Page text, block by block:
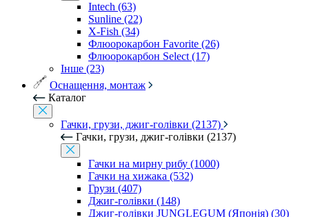
Intech (63)
Sunline (22)
X-Fish (34)
Флюорокарбон Favorite (26)
Флюорокарбон Select (17)
Інше (23)
Оснащення, монтаж
Каталог
Гачки, грузи, джиг-голівки (2137)
Гачки, грузи, джиг-голівки (2137)
Гачки на мирну рибу (1000)
Гачки на хижака (532)
Грузи (407)
Джиг-голівки (148)
Джиг-голівки JUNGLEGUM (Японія) (30)